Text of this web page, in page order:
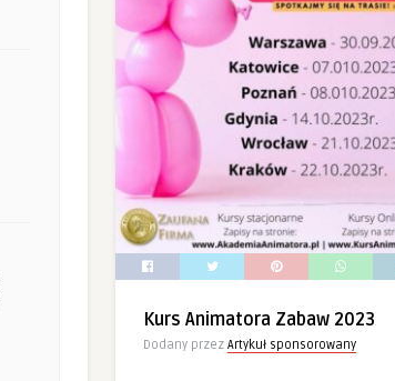
Kurs Animatora Zabaw 2023
Dodany przez Artykuł sponsorowany